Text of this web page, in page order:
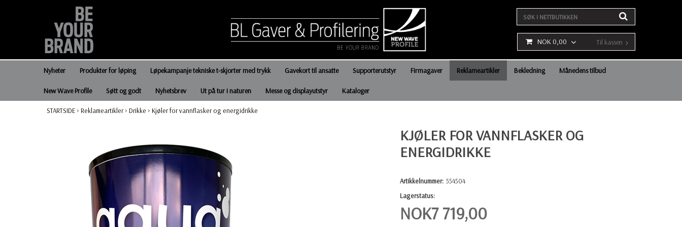
NOK 0,00 Til kassen
Nyheter Produkter for løping Løpekampanje tekniske t-skjorter med trykk Gavekort til ansatte Supporterutstyr Firmagaver Reklameartikler Bekledning Månedens tilbud
New Wave Profile Søtt og godt Nyhetsbrev Ut på tur i naturen Messe og displayutstyr Kataloger
STARTSIDE> Reklameartikler> Drikke > Kjøler for vannflasker og energidrikke
KJØLER FOR VANNFLASKER OG
ENERGIDRIKKE
Artikkelnummer: 554504
Lagerstatus:
NOK7 719,00